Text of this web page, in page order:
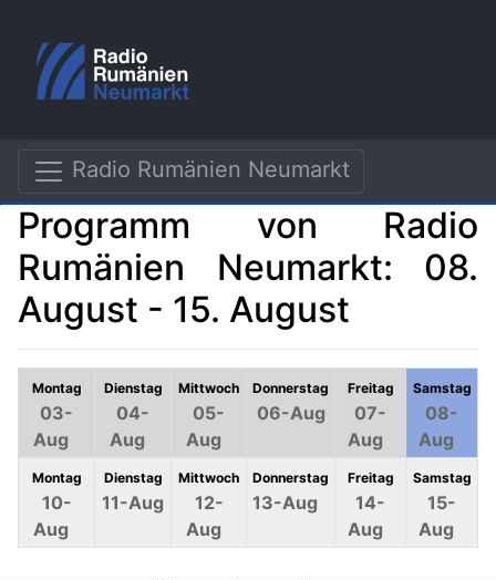
Radio Rumänien Neumarkt
Programm von Radio
Rumänien Neumarkt: 08.
August - 15. August
Montag
03-
Aug
Dienstag
04-
Aug
Mittwoch
05-
Aug
Donnerstag
06-Aug
Freitag
07-
Aug
Samstag
08-
Aug
Montag
10-
Aug
Dienstag
11-Aug
Mittwoch
12-
Aug
Donnerstag
13-Aug
Freitag
14-
Aug
Samstag
15-
Aug